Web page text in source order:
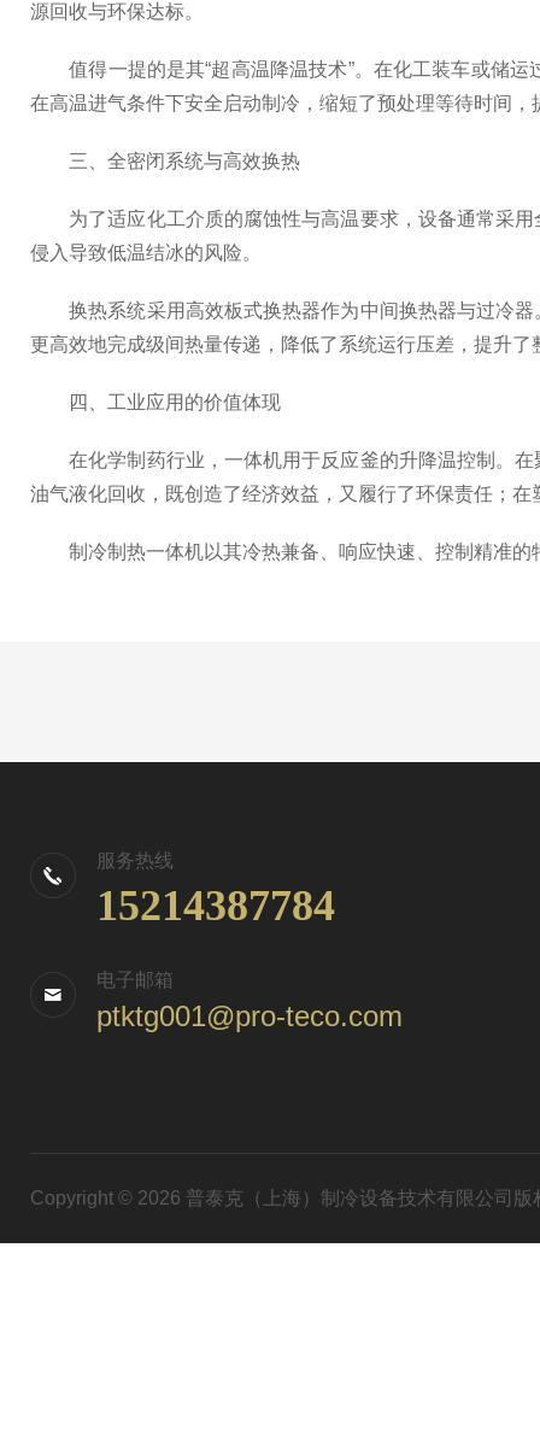
源回收与环保达标。
值得一提的是其“超高温降温技术”。在化工装车或储运
在高温进气条件下安全启动制冷，缩短了预处理等待时间，
三、全密闭系统与高效换热
为了适应化工介质的腐蚀性与高温要求，设备通常采用
侵入导致低温结冰的风险。
换热系统采用高效板式换热器作为中间换热器与过冷器
更高效地完成级间热量传递，降低了系统运行压差，提升了
四、工业应用的价值体现
在化学制药行业，一体机用于反应釜的升降温控制。在
油气液化回收，既创造了经济效益，又履行了环保责任；
制冷制热一体机以其冷热兼备、响应快速、控制精准的
服务热线
15214387784
电子邮箱
ptktg001@pro-teco.com
Copyright © 2026 普泰克（上海）制冷设备技术有限公司版